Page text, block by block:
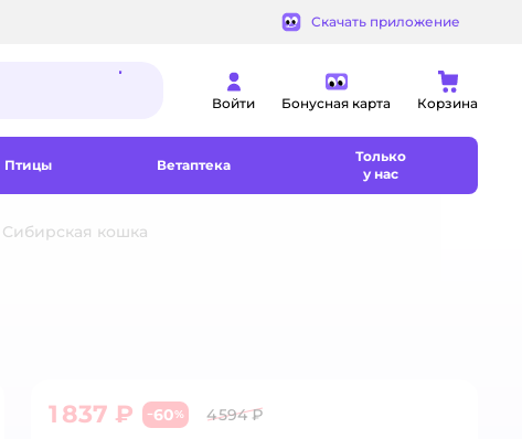
Скачать приложение
Войти Бонусная карта Корзина
Птицы Ветаптека
Только
у нас
кошка
1 837 ₽ −60%
4 594 ₽